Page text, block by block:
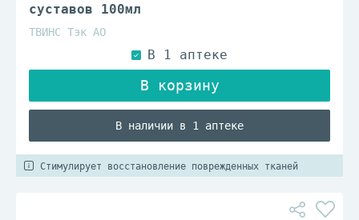
суставов 100мл
ТВИНС Тэк АО
В наличии в 1 аптеке
Стимулирует восстановление поврежденных тканей